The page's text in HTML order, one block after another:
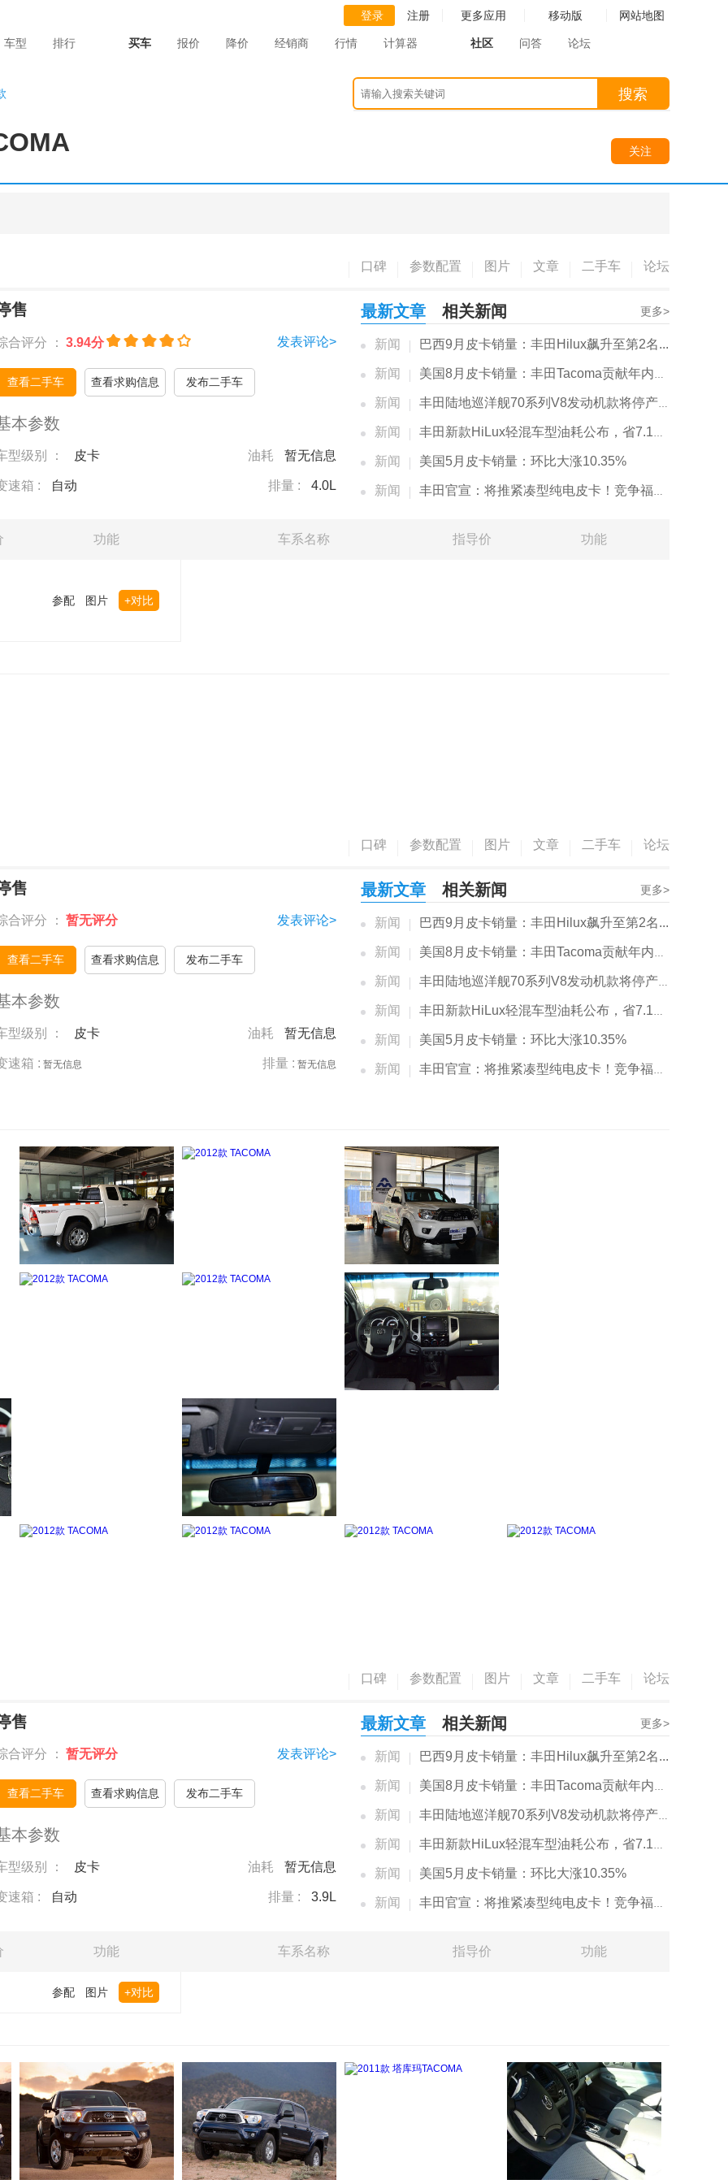
登录 注册 更多应用 移动版 网站地图
车型 排行 买车 报价 降价 经销商 行情 计算器 社区 问答 论坛
搜索
关注
口碑 参数配置 图片 文章 二手车 论坛
售
合评分 ： 3.94分 发表评论>
查看二手车 查看求购信息 发布二手车
本参数
型级别 ： 皮卡 油耗 暂无信息
速箱 : 自动 排量 : 4.0L
最新文章 相关新闻 更多>
新闻 巴西9月皮卡销量：丰田Hilux飙升至第2名...
新闻 美国8月皮卡销量：丰田Tacoma贡献年内销量新高
新闻 丰田陆地巡洋舰70系列V8发动机款将停产，V8动力再少一辆
新闻 丰田新款HiLux轻混车型油耗公布，省7.1%-9.5%油耗
新闻 美国5月皮卡销量：环比大涨10.35%
新闻 丰田官宣：将推紧凑型纯电皮卡！竞争福特Maverick
功能 车系名称 指导价 功能
参配 图片 +对比
口碑 参数配置 图片 文章 二手车 论坛
售
合评分 ： 暂无评分 发表评论>
查看二手车 查看求购信息 发布二手车
本参数
型级别 ： 皮卡 油耗 暂无信息
速箱 : 暂无信息 排量 : 暂无信息
最新文章 相关新闻 更多>
新闻 巴西9月皮卡销量：丰田Hilux飙升至第2名...
新闻 美国8月皮卡销量：丰田Tacoma贡献年内销量新高
新闻 丰田陆地巡洋舰70系列V8发动机款将停产，V8动力再少一辆
新闻 丰田新款HiLux轻混车型油耗公布，省7.1%-9.5%油耗
新闻 美国5月皮卡销量：环比大涨10.35%
新闻 丰田官宣：将推紧凑型纯电皮卡！竞争福特Maverick
口碑 参数配置 图片 文章 二手车 论坛
售
合评分 ： 暂无评分 发表评论>
查看二手车 查看求购信息 发布二手车
本参数
型级别 ： 皮卡 油耗 暂无信息
速箱 : 自动 排量 : 3.9L
最新文章 相关新闻 更多>
新闻 巴西9月皮卡销量：丰田Hilux飙升至第2名...
新闻 美国8月皮卡销量：丰田Tacoma贡献年内销量新高
新闻 丰田陆地巡洋舰70系列V8发动机款将停产，V8动力再少一辆
新闻 丰田新款HiLux轻混车型油耗公布，省7.1%-9.5%油耗
新闻 美国5月皮卡销量：环比大涨10.35%
新闻 丰田官宣：将推紧凑型纯电皮卡！竞争福特Maverick
功能 车系名称 指导价 功能
参配 图片 +对比